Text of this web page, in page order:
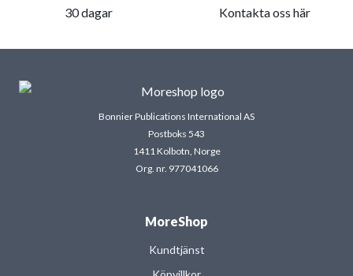
30 dagar Kontakta oss här
Bonnier Publications International AS
Postboks 543
1411 Kolbotn, Norge
Org. nr. 977041066
MoreShop
Kundtjänst